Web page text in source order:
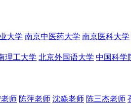
大学 南京中医药大学 南京医科大学
理工大学 北京外国语大学 中国科学
师 陈萍老师 沈淼老师 陈三杰老师